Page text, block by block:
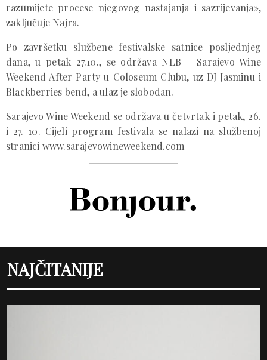
razumijete procese njegovog nastajanja i sazrijevanja»,
zaključuje Najra.
Po završetku službene festivalske satnice posljednjeg
dana, u petak 27.10., se održava NLB – Sarajevo Wine
Weekend After Party u Coloseum Clubu, uz DJ Jasminu i
Blackberries bend, a ulaz je slobodan.
Sarajevo Wine Weekend se održava u četvrtak i petak, 26.
i 27. 10. Cijeli program festivala se nalazi na službenoj
stranici www.sarajevowineweekend.com
NAJČITANIJE